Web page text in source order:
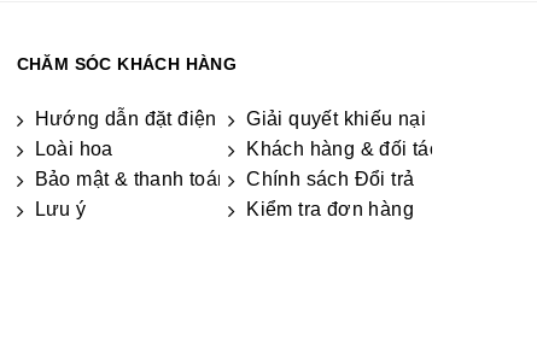
CHĂM SÓC KHÁCH HÀNG
Hướng dẫn đặt điện hoaGiải quyết khiếu nại & hỏi đáp
Loài hoa
Khách hàng & đối tác
Bảo mật & thanh toán
Chính sách Đổi trả
Lưu ý
Kiểm tra đơn hàng